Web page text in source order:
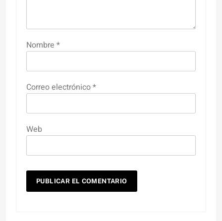
Nombre *
Correo electrónico*
Web